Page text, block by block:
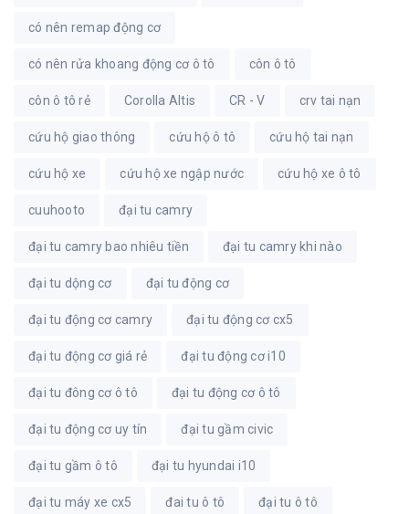
có nên remap động cơ
có nên rửa khoang động cơ ô tô côn ô tô
côn ô tô rẻ Corolla Altis CR - V crv tai nạn
cứu hộ giao thông cứu hộ ô tô cứu hộ tai nạn
cứu hộ xe cứu hộ xe ngập nước cứu hộ xe ô tô
cuuhooto đại tu camry
đại tu camry bao nhiêu tiền đại tu camry khi nào
đại tu dộng cơ đại tu động cơ
đại tu động cơ camry đại tu động cơ cx5
đại tu động cơ giá rẻ đại tu động cơ i10
đại tu đông cơ ô tô đại tu động cơ ô tô
đại tu động cơ uy tín đại tu gầm civic
đại tu gầm ô tô đại tu hyundai i10
đại tu máy xe cx5 đai tu ô tô đại tu ô tô